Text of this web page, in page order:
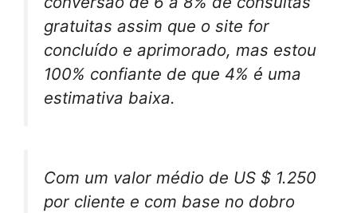
gratuitas assim que o site for
concluído e aprimorado, mas estou
100% confiante de que 4% é uma
estimativa baixa.
Com um valor médio de US $ 1.250
por cliente e com base no dobro